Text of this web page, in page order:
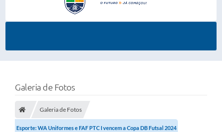
Galeria de Fotos
Galeria de Fotos
Esporte: WA Uniformes e FAF PTC I vencem a Copa DB Futsal 2024